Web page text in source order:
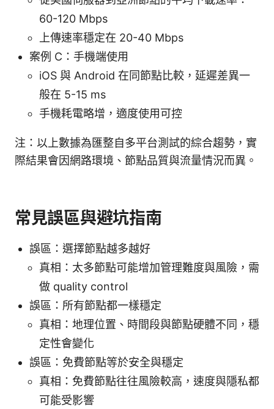
60-120 Mbps
上傳速率穩定在 20-40 Mbps
案例 C：手機端使用
iOS 與 Android 在同節點比較，延遲差異一
般在 5-15 ms
手機耗電略增，適度使用可控
注：以上數據為匯整自多平台測試的綜合趨勢，實
際結果會因網路環境、節點品質與流量情況而異。
常見誤區與避坑指南
誤區：選擇節點越多越好
真相：太多節點可能增加管理難度與風險，需
做 quality control
誤區：所有節點都一樣穩定
真相：地理位置、時間段與節點硬體不同，穩
定性會變化
誤區：免費節點等於安全與穩定
真相：免費節點往往風險較高，速度與隱私都
可能受影響